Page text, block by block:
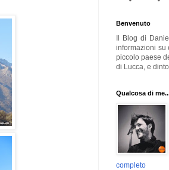
Benvenuto
Il Blog di
informazioni su
piccolo paese
di Lucca, e
Qualcosa di
completo